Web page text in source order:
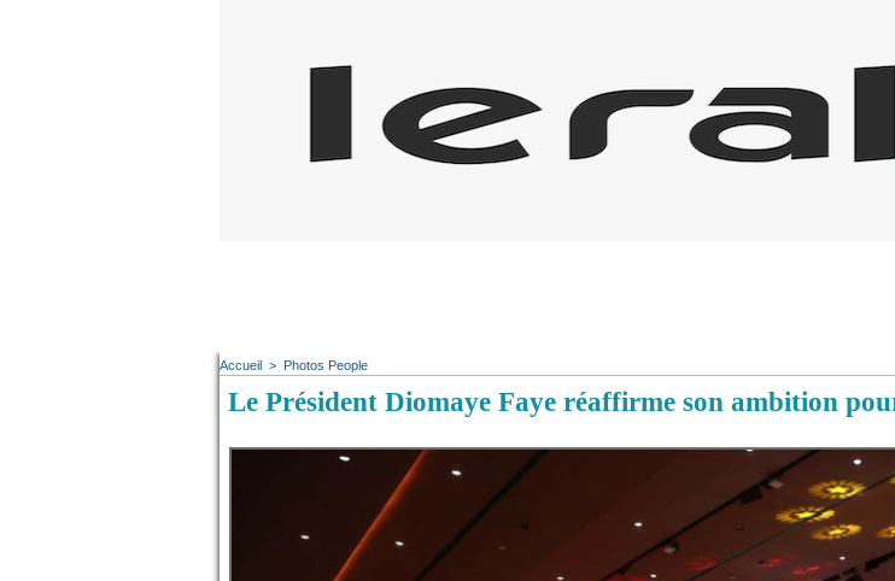
Accueil > Photos People
Le Président Diomaye Faye réaffirme son ambition